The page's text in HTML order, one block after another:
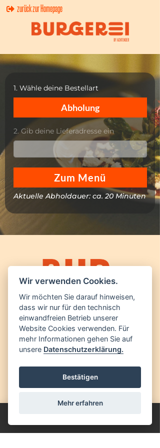
zurück zur Homepage
1. Wähle deine Bestellart
Abholung
2. Gib deine Lieferadresse ein
Zum Menü
Aktuelle Abholdauer: ca.20Minuten
UNTERNEHMEN
Wir verwenden Cookies.
Wir möchten Sie darauf hinweisen,
dass wir nur für den technisch
einwandfreien Betrieb unserer
Website Cookies verwenden. Für
mehr Informationen gehen Sie auf
unsere Datenschutzerklärung.
Bestätigen
Mehr erfahren